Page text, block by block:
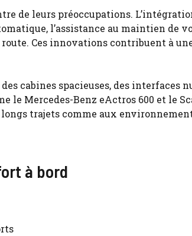
de leurs préoccupations.
l’assistance au maintien de
Ces innovations contribuent à
cabines spacieuses, des interfaces
le Mercedes-Benz eActros 600 et le
longs trajets comme aux
à bord